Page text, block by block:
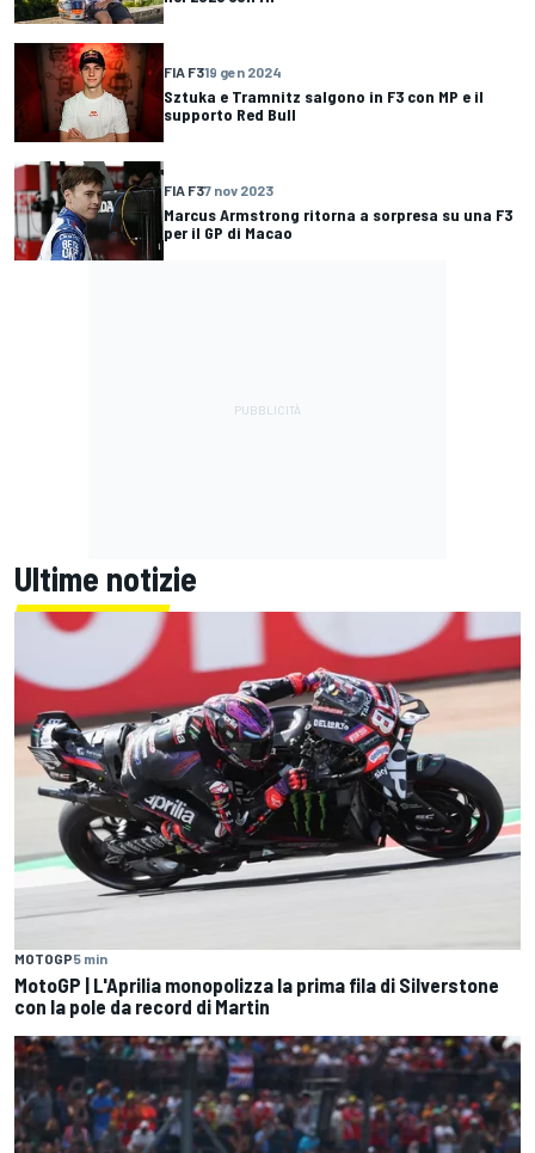
FIA F319 gen 2024
Sztuka e Tramnitz salgono in F3 con MP e il
supporto Red Bull
FIA F37 nov 2023
Marcus Armstrong ritorna a sorpresa su una F3
per il GP di Macao
Ultime notizie
MOTOGP5 min
MotoGP | L'Aprilia monopolizza la prima fila di Silverstone
con la pole da record di Martin